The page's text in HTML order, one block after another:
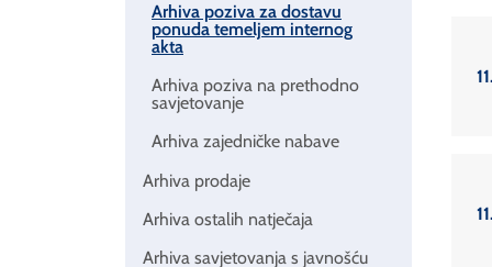
Arhiva poziva za dostavu
ponuda temeljem internog
akta
Arhiva poziva na prethodno
savjetovanje
Arhiva zajedničke nabave
Arhiva prodaje
Arhiva ostalih natječaja
Arhiva savjetovanja s javnošću